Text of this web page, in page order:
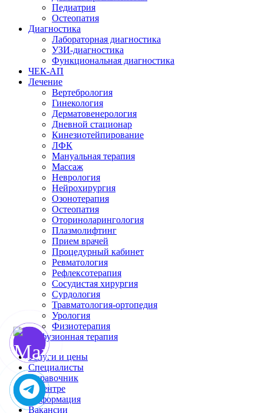
Педиатрия
Остеопатия
Диагностика
Лабораторная диагностика
УЗИ-диагностика
Функциональная диагностика
ЧЕК-АП
Лечение
Вертебрология
Гинекология
Дерматовенерология
Дневной стационар
Кинезиотейпирование
ЛФК
Мануальная терапия
Массаж
Неврология
Нейрохирургия
Озонотерапия
Остеопатия
Оториноларингология
Плазмолифтинг
Прием врачей
Процедурный кабинет
Ревматология
Рефлексотерапия
Сосудистая хирургия
Сурдология
Травматология-ортопедия
Урология
Физиотерапия
Инфузионная терапия
Услуги и цены
Специалисты
Справочник
О центре
Информация
Вакансии